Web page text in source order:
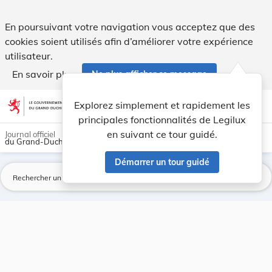
En poursuivant votre navigation vous acceptez que des
cookies soient utilisés afin d’améliorer votre expérience
utilisateur.
En savoir plus
Ne plus afficher ce message
Aller au contenu account_circle help Aide
Explorez simplement et rapidement les
principales fonctionnalités de Legilux
en suivant ce tour guidé.
Démarrer un tour guidé
light_mode dark_mode
Journal officiel
du Grand-Duché de Luxembourg